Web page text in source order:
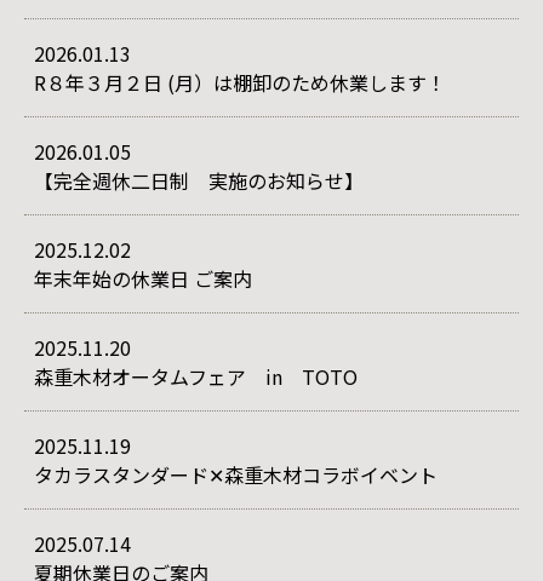
2026.01.13
R８年３月２日 (月）は棚卸のため休業します！
2026.01.05
【完全週休二日制 実施のお知らせ】
2025.12.02
年末年始の休業日 ご案内
2025.11.20
森重木材オータムフェア in TOTO
2025.11.19
タカラスタンダード✕森重木材コラボイベント
2025.07.14
夏期休業日のご案内